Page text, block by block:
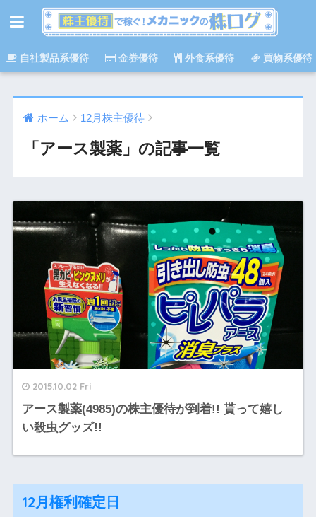
自社製品系優待 金券優待 外食系優待 買物系優待
ホーム 12月株主優待
「アース製薬」の記事一覧
2015.10.02 Fri
アース製薬(4985)の株主優待が到着!! 貰って嬉し
い殺虫グッズ!!
12月権利確定日